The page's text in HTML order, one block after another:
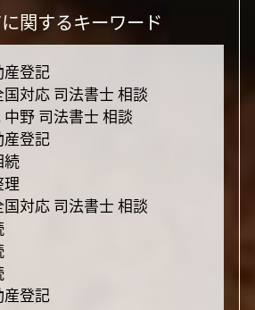
関するキーワード
登記
対応 司法書士 相談
野 司法書士 相談
登記
続
対応 司法書士 相談
産登記